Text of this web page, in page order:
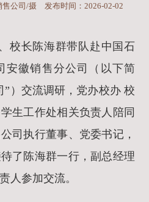
售公司/摄 发布时间：2026-02-02
校长陈海群带队赴中国石
安徽销售分公司（以下简
”）交流调研，党办校办 校
生工作处相关负责人陪同
司执行董事、党委书记，
了陈海群一行，副总经理
人参加交流。